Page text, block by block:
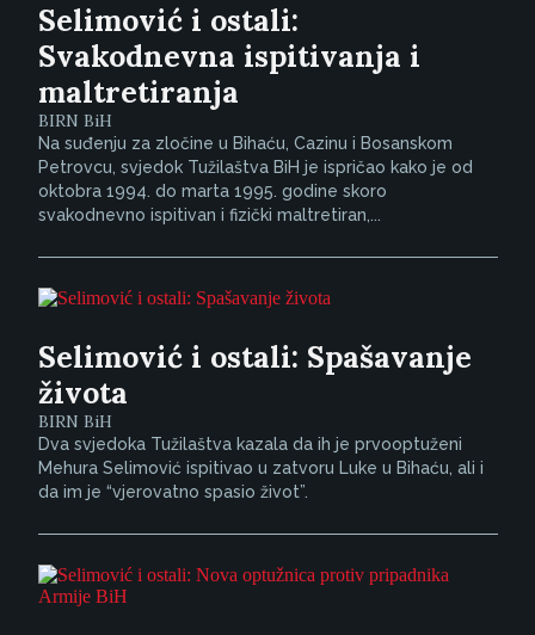
Selimović i ostali:
Svakodnevna ispitivanja i
maltretiranja
BIRN BiH
Na suđenju za zločine u Bihaću, Cazinu i Bosanskom
Petrovcu, svjedok Tužilaštva BiH je ispričao kako je od
oktobra 1994. do marta 1995. godine skoro
svakodnevno ispitivan i fizički maltretiran,...
Selimović i ostali: Spašavanje
života
BIRN BiH
Dva svjedoka Tužilaštva kazala da ih je prvooptuženi
Mehura Selimović ispitivao u zatvoru Luke u Bihaću, ali i
da im je “vjerovatno spasio život”.